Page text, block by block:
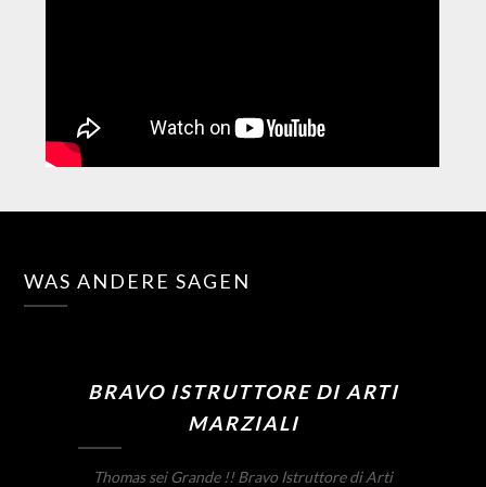
WAS ANDERE SAGEN
BRAVO ISTRUTTORE DI ARTI
MARZIALI
Thomas sei Grande !! Bravo Istruttore di Arti